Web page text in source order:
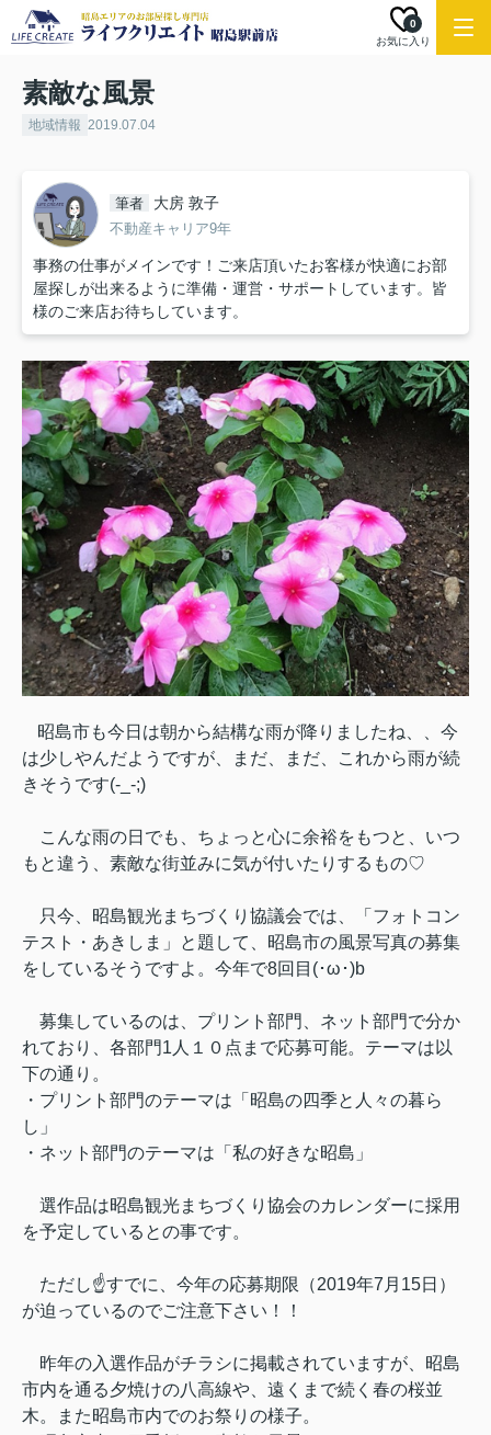
お気に入り
0
素敵な風景
地域情報 2019.07.04
筆者 大房 敦子
不動産キャリア9年
事務の仕事がメインです！ご来店頂いたお客様が快適にお部
屋探しが出来るように準備・運営・サポートしています。皆
様のご来店お待ちしています。
昭島市も今日は朝から結構な雨が降りましたね、、今
は少しやんだようですが、まだ、まだ、これから雨が続
きそうです(-_-;)
こんな雨の日でも、ちょっと心に余裕をもつと、いつ
もと違う、素敵な街並みに気が付いたりするもの♡
只今、昭島観光まちづくり協議会では、「フォトコン
テスト・あきしま」と題して、昭島市の風景写真の募集
をしているそうですよ。今年で8回目(･ω･)b
募集しているのは、プリント部門、ネット部門で分か
れており、各部門1人１０点まで応募可能。テーマは以
下の通り。
・プリント部門のテーマは「昭島の四季と人々の暮ら
し」
・ネット部門のテーマは「私の好きな昭島」
選作品は昭島観光まちづくり協会のカレンダーに採用
を予定しているとの事です。
ただし☝すでに、今年の応募期限（2019年7月15日）
が迫っているのでご注意下さい！！
昨年の入選作品がチラシに掲載されていますが、昭島
市内を通る夕焼けの八高線や、遠くまで続く春の桜並
木。また昭島市内でのお祭りの様子。